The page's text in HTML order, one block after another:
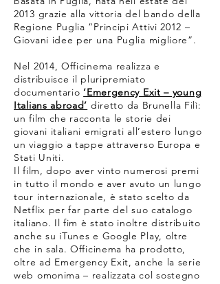
2013 grazie alla vittoria del bando della
Regione Puglia “Principi Attivi 2012 –
Giovani idee per una Puglia migliore”.
Nel 2014, Officinema realizza e
distribuisce il pluripremiato
documentario ‘Emergency Exit – young
Italians abroad’ diretto da Brunella Filì:
un film che racconta le storie dei
giovani italiani emigrati all’estero lungo
un viaggio a tappe attraverso Europa e
Stati Uniti.
Il film, dopo aver vinto numerosi premi
in tutto il mondo e aver avuto un lungo
tour internazionale, è stato scelto da
Netflix per far parte del suo catalogo
italiano. Il fim è stato inoltre distribuito
anche su iTunes e Google Play, oltre
che in sala. Officinema ha prodotto,
oltre ad Emergency Exit, anche la serie
web omonima – realizzata col sostegno